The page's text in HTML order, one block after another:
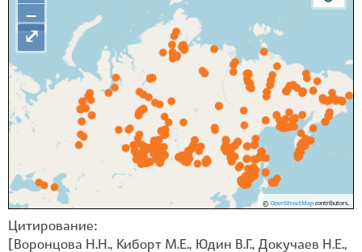
−
© OpenStreetMapcontributors.
⤢
Цитирование:
[Воронцова Н.Н., Киборт М.Е., Юдин В.Г., Докучаев Н.Е.,